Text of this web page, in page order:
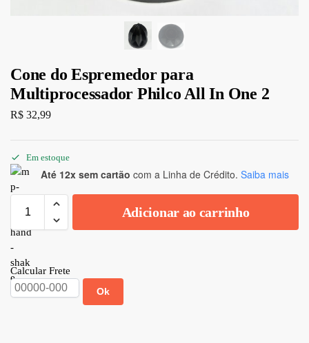
Cone do Espremedor para
Multiprocessador Philco All In One 2
R$ 32,99
Em estoque
Até 12x sem cartão com a Linha de Crédito. Saiba mais
Adicionar ao carrinho
Calcular Frete
Ok